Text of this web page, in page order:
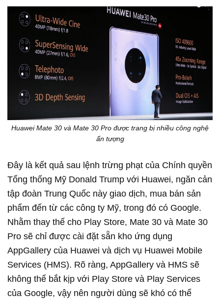
Huawei Mate 30 và Mate 30 Pro được trang bị nhiều công nghệ
ấn tượng
Đây là kết quả sau lệnh trừng phạt của Chính quyền
Tổng thống Mỹ Donald Trump với Huawei, ngăn cản
tập đoàn Trung Quốc này giao dịch, mua bán sản
phẩm đến từ các công ty Mỹ, trong đó có Google.
Nhằm thay thế cho Play Store, Mate 30 và Mate 30
Pro sẽ chỉ được cài đặt sẵn kho ứng dụng
AppGallery của Huawei và dịch vụ Huawei Mobile
Services (HMS). Rõ ràng, AppGallery và HMS sẽ
không thể bắt kịp với Play Store và Play Services
của Google, vậy nên người dùng sẽ khó có thể